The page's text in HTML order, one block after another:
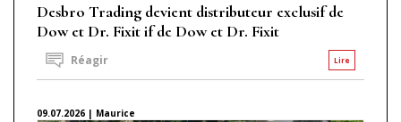
Desbro Trading devient distributeur exclusif de
Dow et Dr. Fixit if de Dow et Dr. Fixit
Lire
Réagir
09.07.2026 | Maurice